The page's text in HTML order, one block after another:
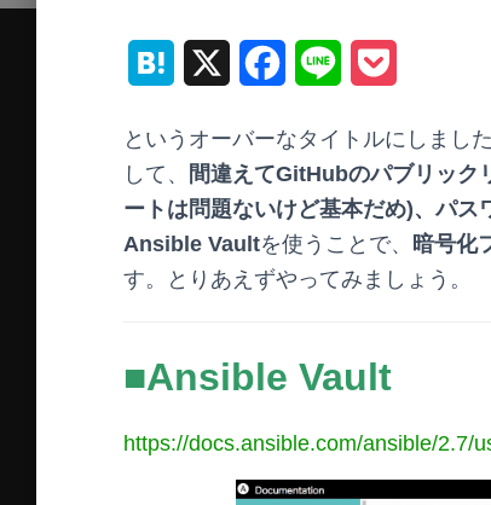
t
e
n
a
c
e
b
o
k
n
e
c
k
t
というオーバーなタイトルにしました
して、
間違えてGitHubのパブリック
ートは問題ないけど基本だめ)、パス
Ansible Vaultを使うことで、 暗号化
す。とりあえずやってみましょう。
■Ansible Vault
https://docs.ansible.com/ansible/2.7/